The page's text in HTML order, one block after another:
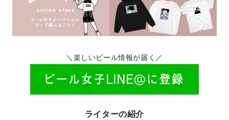
＼楽しいビール情報が届く／
ライターの紹介